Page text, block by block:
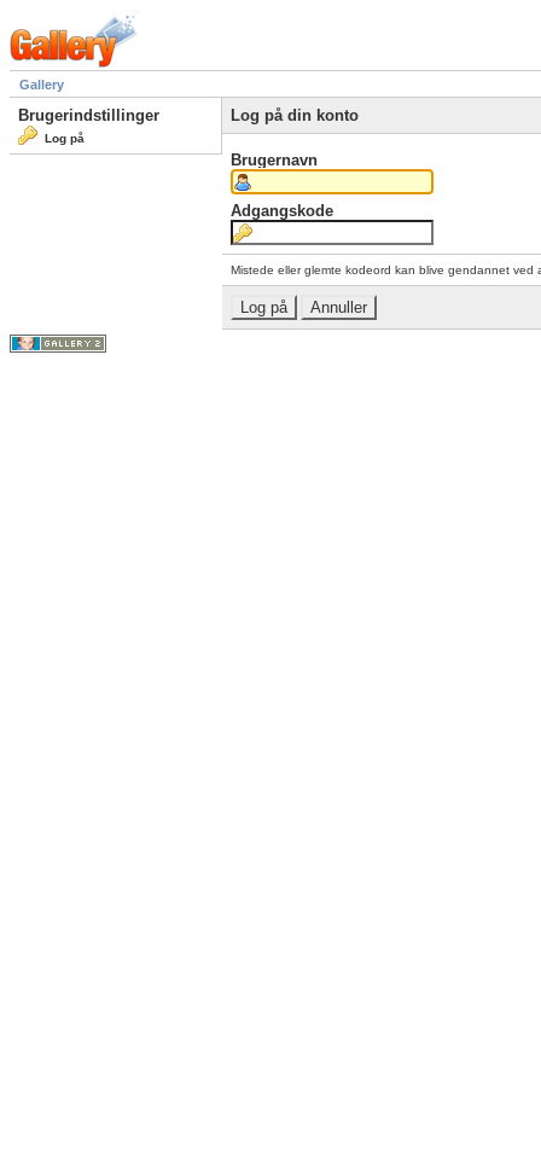
Gallery
Brugerindstillinger
Log på
Log på din konto
Brugernavn
Adgangskode
Mistede eller glemte kodeord kan blive gendannet ved